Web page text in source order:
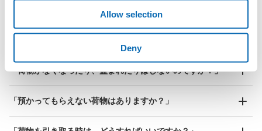
Allow selection
Deny
お店で荷物の写真を
好立地 / 好条件店舗も多数
¥800/日
最大辺が45cm以上の大きさのお荷物（スーツケース、楽
「預ける予定の店舗に到着してからどうすればいいですか？
「荷物がなくなったり、盗まれたりはしないのですか？」
「預かってもらえない荷物はありますか？」